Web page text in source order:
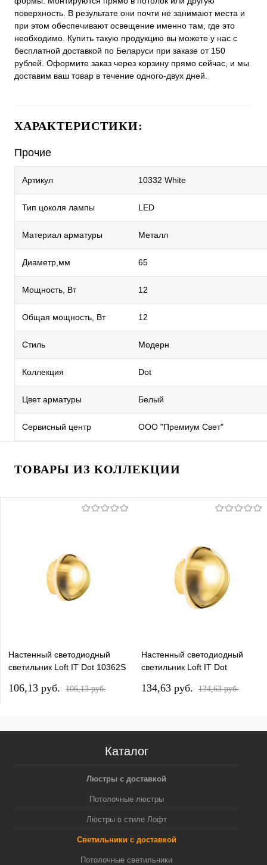
поверхность. В результате они почти не занимают места и
при этом обеспечивают освещение именно там, где это
необходимо. Купить такую продукцию вы можете у нас с
бесплатной доставкой по Беларуси при заказе от 150
рублей. Оформите заказ через корзину прямо сейчас, и мы
доставим ваш товар в течение одного-двух дней.
ХАРАКТЕРИСТИКИ:
Прочие
Артикул 10332 White
Тип цоколя лампы LED
Материал арматуры Металл
Диаметр,мм 65
Мощность, Вт 12
Общая мощность, Вт 12
Стиль Модерн
Коллекция Dot
Цвет арматуры Белый
Сервисный центр ООО "Премиум Свет"
ТОВАРЫ ИЗ КОЛЛЕКЦИИ
Настенный светодиодный
светильник Loft IT Dot 10362S
106,13 pуб. 106,13 pуб.
Настенный светодиодный
светильник Loft IT Dot
134,63 pуб. 134,63 pуб.
Каталог
Люстры с доставкой
Потолочные люстры
Люстры в стиле Лофт
Светильники с доставкой
Потолочные светильники